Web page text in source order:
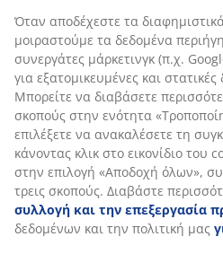
Αξιολογήσεις
(0)
Αποστολή
και σχετικού μάρκετινγκ υλικού.
Όταν αποδέχεστε τα
μοιραστούμε τα δεδομένα
συνεργάτες μάρκετινγκ (π.χ.
εξατομικευμένες και στατικές
διαβάσετε περισσότερα σχετικά
ενότητα «Τροποποίηση» και να
ανακαλέσετε τη συγκατάθεσή σας
εικονίδιο του cookie. Κάνοντας
«Αποδοχή όλων», συναινείτε και
Διαβάστε περισσότερα σχετικά